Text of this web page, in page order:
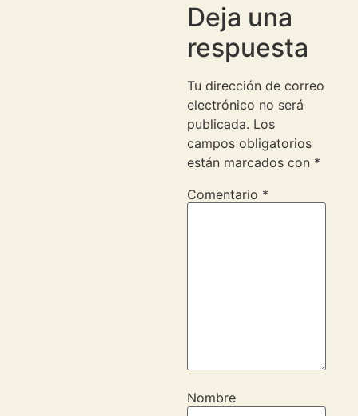
Deja una
respuesta
Tu dirección de correo
electrónico no será
publicada. Los
campos obligatorios
están marcados con *
Comentario *
Nombre